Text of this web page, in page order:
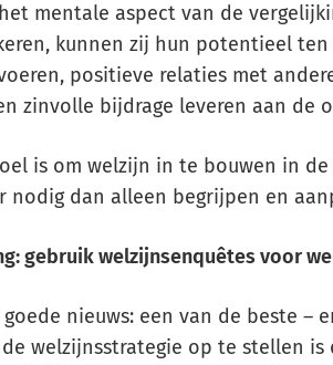
mentale aspect van de
kunnen zij hun potentieel
positieve relaties met
zinvolle bijdrage leveren aan de
is om welzijn in te bouwen in
nodig dan alleen begrijpen en
gebruik welzijnsenquêtes voor
nieuws: een van de beste –
welzijnsstrategie op te stellen